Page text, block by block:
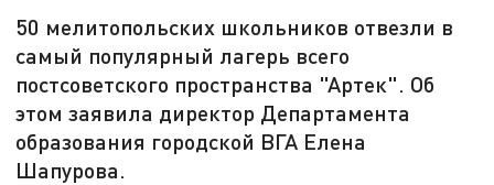
50 мелитопольских школьников отвезли в
самый популярный лагерь всего
постсоветского пространства "Артек". Об
этом заявила директор Департамента
образования городской ВГА Елена
Шапурова.